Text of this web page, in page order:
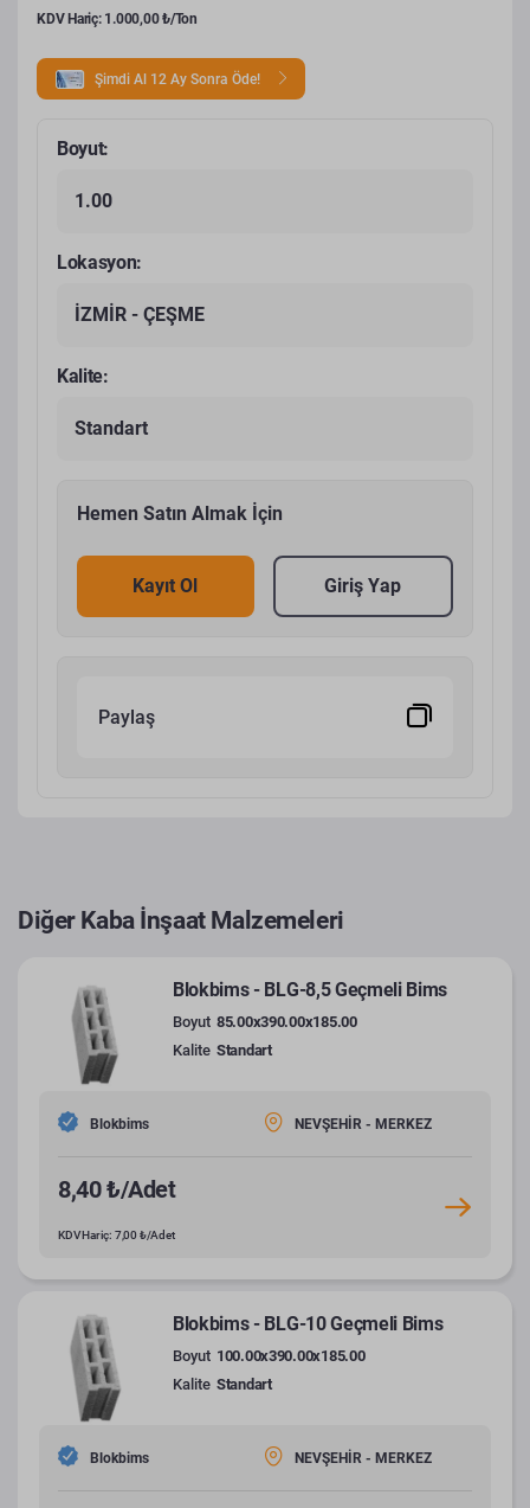
KDV Hariç: 1.000,00 ₺/Ton
Şimdi Al 12 Ay Sonra Öde!
Boyut:
1.00
Lokasyon:
İZMİR - ÇEŞME
Kalite:
Standart
Hemen Satın Almak İçin
Kayıt Ol Giriş Yap
Paylaş
Diğer Kaba İnşaat Malzemeleri
Blokbims - BLG-8,5 Geçmeli Bims
Boyut 85.00x390.00x185.00
Kalite Standart
Blokbims NEVŞEHİR - MERKEZ
8,40 ₺/Adet
KDV Hariç: 7,00 ₺/Adet
Blokbims - BLG-10 Geçmeli Bims
Boyut 100.00x390.00x185.00
Kalite Standart
Blokbims NEVŞEHİR - MERKEZ